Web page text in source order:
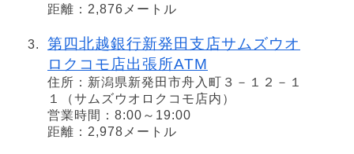
距離：2,876メートル
第四北越銀行新発田支店サムズウオ
ロクコモ店出張所ATM
住所：新潟県新発田市舟入町３－１２－１
１（サムズウオロクコモ店内）
営業時間：8:00～19:00
距離：2,978メートル